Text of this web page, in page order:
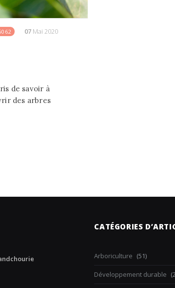
07 Mai 2020
de savoir à
des arbres
CATÉGORIES
Arboriculture (51)
Développement durable